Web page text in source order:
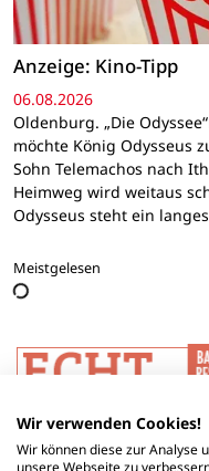
Anzeige: Kino-Tipp
06.08.2026
Oldenburg. „Die
möchte König Odysseus
Sohn Telemachos nach
Heimweg wird weitaus
Odysseus steht ein
Meistgelesen
Wir verwenden Cookies!
Wir können diese zur Analyse
unsere Webseite zu